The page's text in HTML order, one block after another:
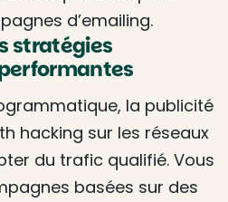
d’emailing.
stratégies
la publicité
hacking sur les réseaux
du trafic qualifié. Vous
basées sur des